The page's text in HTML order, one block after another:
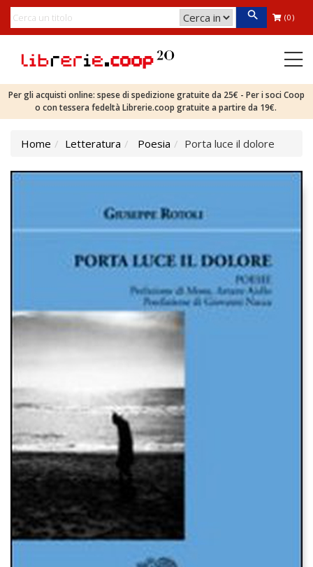
(0)
Per gli acquisti online: spese di spedizione gratuite da 25€ - Per i soci Coop
o con tessera fedeltà Librerie.coop gratuite a partire da 19€.
Home Letteratura Poesia Porta luce il dolore